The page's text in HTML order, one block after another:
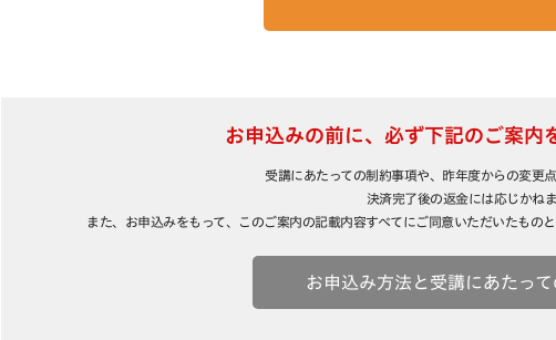
お申込みの前に、 必ず下記のご案内
受講にあたっての制約事項や、昨年度からの変更
決済完了後の返金には応じかねま
また、お申込みをもって、このご案内の記載内容すべてにご同意いただいたもの
お申込み方法と受講にあたっ